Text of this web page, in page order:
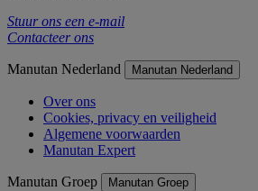
Stuur ons een e-mail
Contacteer ons
Manutan Nederland Manutan Nederland
Over ons
Cookies, privacy en veiligheid
Algemene voorwaarden
Manutan Expert
Manutan Groep Manutan Groep